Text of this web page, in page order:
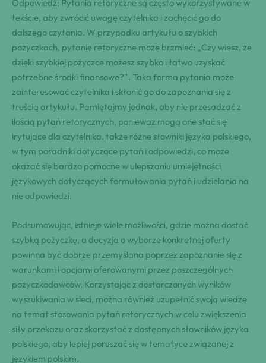
Odpowiedź: Pytania retoryczne są często wykorzystywane w
tekście, aby zwrócić uwagę czytelnika i zachęcić go do
dalszego czytania. W przypadku artykułu o szybkich
pożyczkach, pytanie retoryczne może brzmieć: „Czy wiesz, że
dzięki szybkiej pożyczce możesz szybko i łatwo uzyskać
potrzebne środki finansowe?”. Taka forma pytania może
zainteresować czytelnika i skłonić go do zapoznania się z
treścią artykułu. Pamiętajmy jednak, aby nie przesadzać z
ilością pytań retorycznych, ponieważ mogą one stać się
irytujące dla czytelnika. także różne słowniki języka polskiego,
w tym poradniki dotyczące pytań i odpowiedzi, co może
okazać się bardzo pomocne w ulepszaniu umiejętności
językowych dotyczących formułowania pytań i udzielania na
nie odpowiedzi.
Podsumowując, istnieje wiele możliwości, gdzie można dostać
szybką pożyczkę, a decyzja o wyborze konkretnej oferty
powinna być dobrze przemyślana poprzez zapoznanie się z
warunkami i opcjami oferowanymi przez poszczególnych
pożyczkodawców. Korzystając z dostarczonych wyników
wyszukiwania w sieci, można również uzupełnić swoją wiedzę
na temat stosowania pytań retorycznych w celu zwiększenia
siły przekazu oraz skorzystać z dostępnych słowników języka
polskiego, aby lepiej poruszać się w tematyce związanej z
językiem polskim.